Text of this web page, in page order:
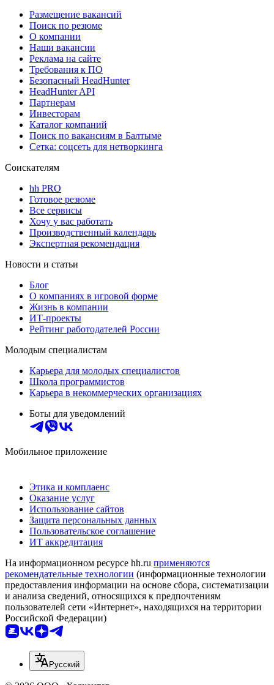
Размещение вакансий
Поиск по резюме
О компании
Наши вакансии
Реклама на сайте
Требования к ПО
Безопасный HeadHunter
HeadHunter API
Партнерам
Инвесторам
Каталог компаний
Поиск по вакансиям в Балтыме
Сетка: соцсеть для нетворкинга
Соискателям
hh PRO
Готовое резюме
Все сервисы
Хочу у вас работать
Производственный календарь
Экспертная рекомендация
Новости и статьи
Блог
О компаниях в игровой форме
Жизнь в компании
ИТ-проекты
Рейтинг работодателей России
Молодым специалистам
Карьера для молодых специалистов
Школа программистов
Карьера в некоммерческих организациях
Боты для уведомлений
Мобильное приложение
Этика и комплаенс
Оказание услуг
Использование сайтов
Защита персональных данных
Пользовательское соглашение
ИТ аккредитация
На информационном ресурсе hh.ru применяются
рекомендательные технологии (информационные технологии
предоставления информации на основе сбора, систематизации
и анализа сведений, относящихся к предпочтениям
пользователей сети «Интернет», находящихся на территории
Российской Федерации)
Русский